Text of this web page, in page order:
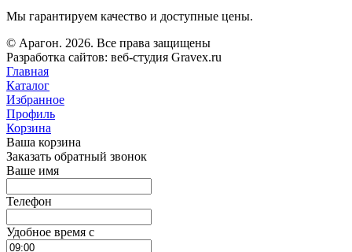
Мы гарантируем качество и доступные цены.
© Арагон. 2026. Все права защищены
Разработка сайтов: веб-студия Gravex.ru
Главная
Каталог
Избранное
Профиль
Корзина
Ваша корзина
Заказать обратный звонок
Ваше имя
Телефон
Удобное время c